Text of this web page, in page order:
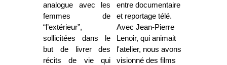
analogue avec les
femmes de
“l’extérieur”,
sollicitées dans le
but de livrer des
récits de vie qui
entre documentaire
et reportage télé.
Avec Jean-Pierre
Lenoir, qui animait
l'atelier, nous avons
visionné des films